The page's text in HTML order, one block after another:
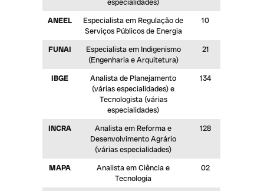
especialidades)
ANEEL
Especialista em Regulação de
Serviços Públicos de Energia
10
FUNAI
Especialista em Indigenismo
(Engenharia e Arquitetura)
21
IBGE
Analista de Planejamento
(várias especialidades) e
Tecnologista (várias
especialidades)
134
INCRA
Analista em Reforma e
Desenvolvimento Agrário
(várias especialidades)
128
MAPA
Analista em Ciência e
Tecnologia
02